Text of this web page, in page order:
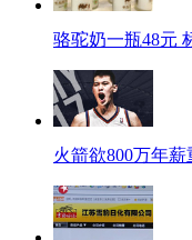
骆驼奶一瓶48元
火箭欲800万年